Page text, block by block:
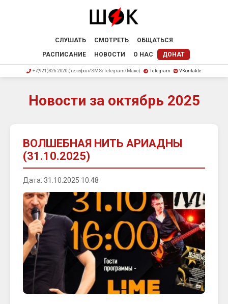
СЛУШАТЬ СМОТРЕТЬ
ОБЩАТЬСЯ
РАСПИСАНИЕ
НОВОСТИ О НАС ДОНАТ
+7(921)326-2020 (телефон/SMS/Telegram/Макс) Telegram VKontakte
Новости за октябрь 2025
ВОЛШЕБНАЯ НИТЬ АРИАДНЫ
(31.10.2025)
Дата: 31.10.2025 10:48